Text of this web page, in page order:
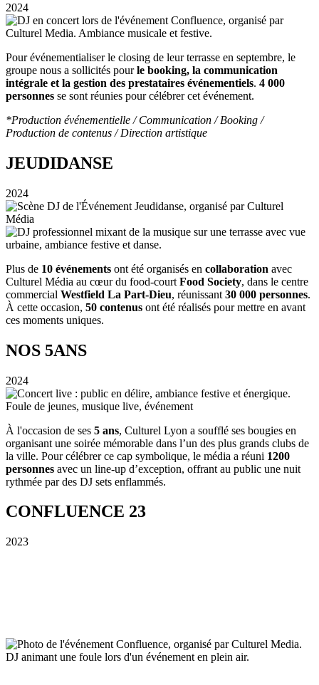
2024
Pour événementialiser le closing de leur terrasse en septembre, le
groupe nous a sollicités pourle booking, la communication
intégrale et la gestion des prestataires événementiels. 4 000
personnes se sont réunies pour célébrer cet événement.
*Production événementielle / Communication / Booking /
Production de contenus / Direction artistique
JEUDIDANSE
2024
Plus de 10 événements ont été organisés en collaboration avec
Culturel Média au cœur du food-court Food Society, dans le centre
commercial Westfield La Part-Dieu, réunissant 30 000 personnes.
À cette occasion, 50 contenus ont été réalisés pour mettre en avant
ces moments uniques.
NOS 5ANS
2024
À l'occasion de ses 5 ans, Culturel Lyon a soufflé ses bougies en
organisant une soirée mémorable dans l’un des plus grands clubs de
la ville. Pour célébrer ce cap symbolique, le média a réuni 1200
personnes avec un line-up d’exception, offrant au public une nuit
rythmée par des DJ sets enflammés.
CONFLUENCE 23
2023